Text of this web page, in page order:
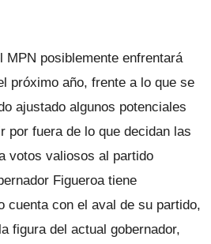
MPN posiblemente enfrentará
próximo año, frente a lo que se
ajustado algunos potenciales
por fuera de lo que decidan las
votos valiosos al partido
Figueroa tiene
cuenta con el aval de su partido,
figura del actual gobernador,